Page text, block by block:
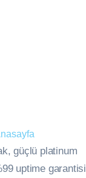
güçlü platinum
uptime